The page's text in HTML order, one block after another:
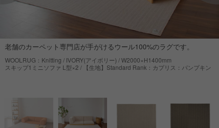
老舗のカーペット専門店が手がけるウール100%のラグです。
WOOLRUG：Knitting / IVORY(アイボリー) / W2000×H1400mm
スキップ1ミニソファ L型×2 / 【生地】Standard Rank：カプリス：パンプキン